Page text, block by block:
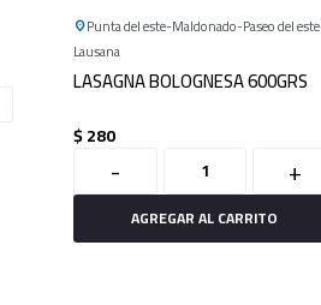
Punta del este Maldonado Paseo del este
Lausana
LASAGNA BOLOGNESA 600GRS
$280
- +